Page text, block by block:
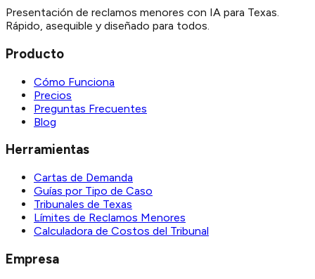
Presentación de reclamos menores con IA para Texas.
Rápido, asequible y diseñado para todos.
Producto
Cómo Funciona
Precios
Preguntas Frecuentes
Blog
Herramientas
Cartas de Demanda
Guías por Tipo de Caso
Tribunales de Texas
Límites de Reclamos Menores
Calculadora de Costos del Tribunal
Empresa